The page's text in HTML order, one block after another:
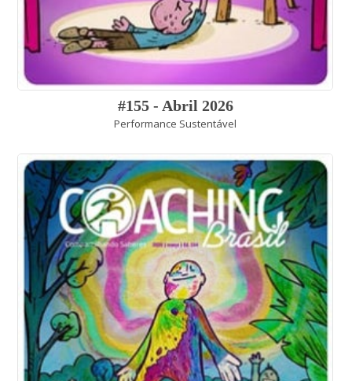
#155 - Abril 2026
Performance Sustentável